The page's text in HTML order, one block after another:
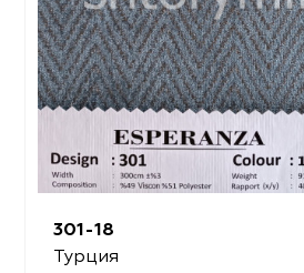
301-18
Турция